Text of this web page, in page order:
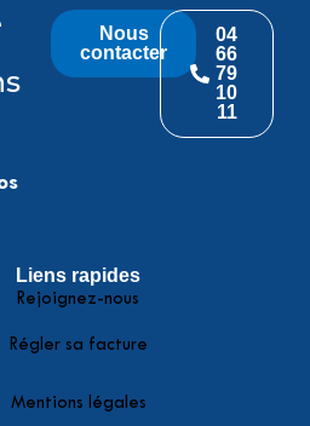
Nous
contacter
04
66
79
10
11
Liens rapides
Rejoignez-nous
Régler sa facture
Mentions légales